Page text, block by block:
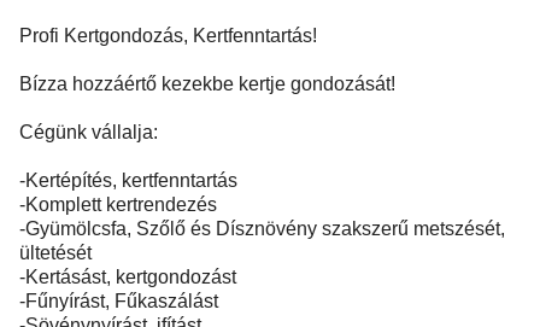
Profi Kertgondozás, Kertfenntartás!
Bízza hozzáértő kezekbe kertje gondozását!
Cégünk vállalja:
-Kertépítés, kertfenntartás
-Komplett kertrendezés
-Gyümölcsfa, Szőlő és Dísznövény szakszerű metszését,
ültetését
-Kertásást, kertgondozást
-Fűnyírást, Fűkaszálást